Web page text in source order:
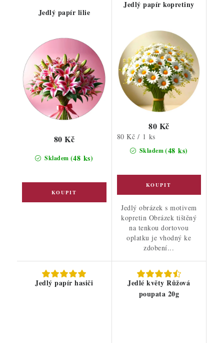
Jedlý papír lilie
Skladem (48 ks)
80 Kč
Jedlý papír kopretiny
Skladem(48 ks)
80 Kč
Měrná
cena:
80 Kč / 1 ks
Jedlý obrázek s motivem
kopretin Obrázek tištěný
na tenkou dortovou
oplatku je vhodný ke
zdobení...
Jedlý papír hasiči
Jedlé květy Růžová
poupata 20g